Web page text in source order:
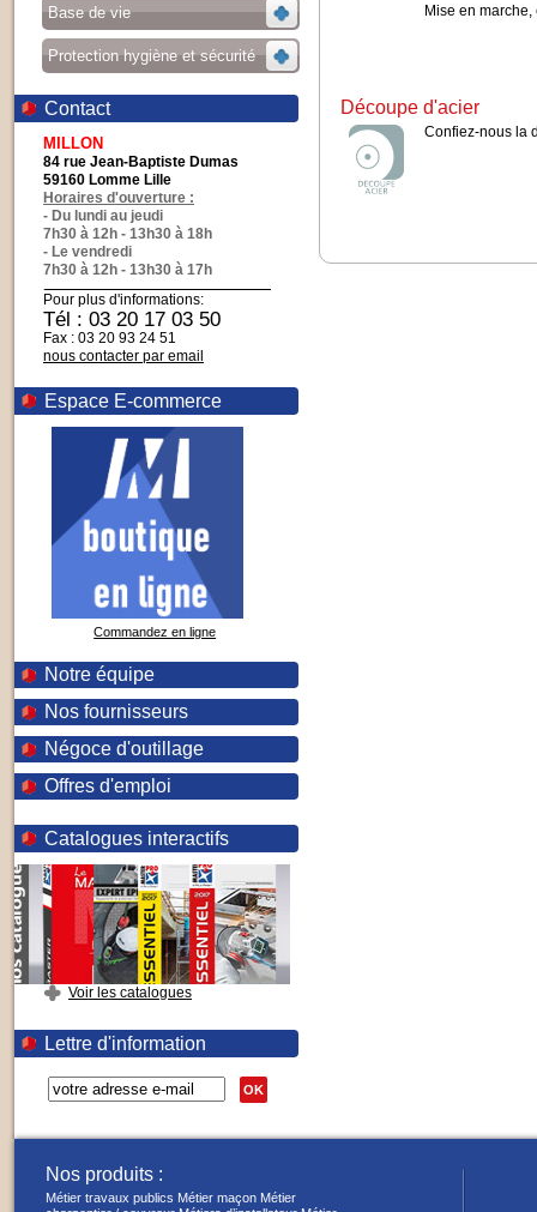
Base de vie
Protection hygiène et sécurité
Contact
MILLON
84 rue Jean-Baptiste Dumas
59160 Lomme Lille
Horaires d'ouverture :
- Du lundi au jeudi
7h30 à 12h - 13h30 à 18h
- Le vendredi
7h30 à 12h - 13h30 à 17h
Pour plus d'informations:
Tél : 03 20 17 03 50
Fax : 03 20 93 24 51
nous contacter par email
Espace E-commerce
Commandez en ligne
Notre équipe
Nos fournisseurs
Négoce d'outillage
Offres d'emploi
Catalogues interactifs
Voir les catalogues
Lettre d'information
OK
Mise en
Découpe d'acier
Confiez-nous la
Nos produits :
Métier travaux publics Métier maçon Métier